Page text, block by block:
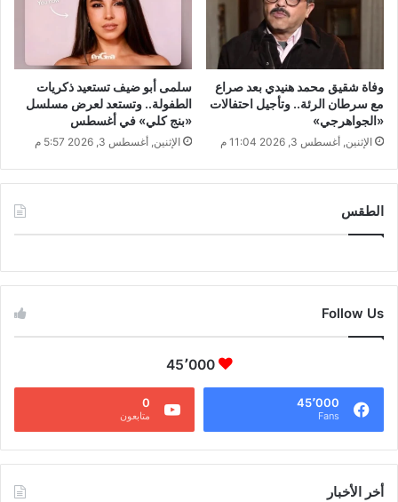
وفاة شقيق محمد هنيدي بعد صراع
مع سرطان الرئة.. وتأجيل احتفالات
«الجواهرجي»
الإثنين, أغسطس 3, 2026 11:04 م
سلمى أبو ضيف تستعيد ذكريات
الطفولة.. وتستعد لعرض مسلسل
«بنج كلي» في أغسطس
الإثنين, أغسطس 3, 2026 5:57 م
الطقس
Follow Us
45٬000
45٬000
Fans
0
متابعون
أخر الأخبار